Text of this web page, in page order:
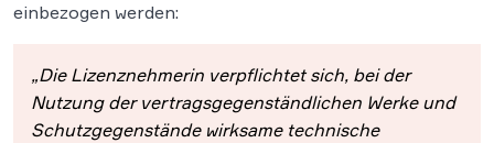
einbezogen werden:
„Die Lizenznehmerin verpflichtet sich, bei der
Nutzung der vertragsgegenständlichen Werke und
Schutzgegenstände wirksame technische